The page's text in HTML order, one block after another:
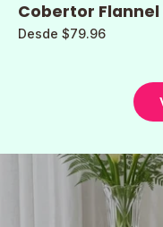
Cobertor Flannel
Desde $79.96